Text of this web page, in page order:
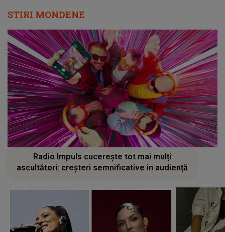
STIRI MONDENE
Radio Impuls cucerește tot mai mulți
ascultători: creșteri semnificative în audiență